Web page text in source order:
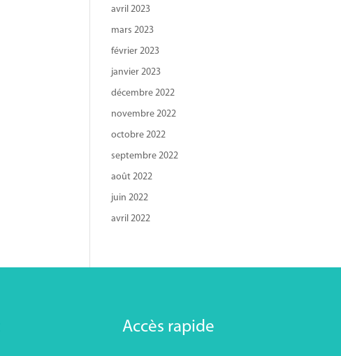
avril 2023
mars 2023
février 2023
janvier 2023
décembre 2022
novembre 2022
octobre 2022
septembre 2022
août 2022
juin 2022
avril 2022
Accès rapide